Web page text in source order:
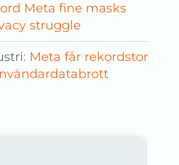
Meta fine masks
struggle
Meta får rekordstor